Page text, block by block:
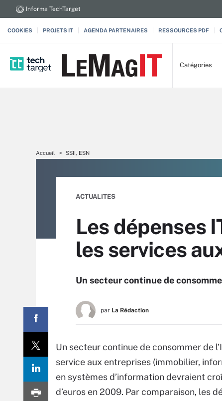
Informa TechTarget
COOKIES PROJETS IT AGENDA PARTENAIRES RESSOURCES PDF
Catégories
Accueil SSII, ESN
ACTUALITES
Les dépenses
les services
Un secteur continue de
par La Rédaction
Un secteur continue de consommer de
service aux entreprises (immobilier,
en systèmes d’information devraient
d’euros en 2009. Par comparaison, les